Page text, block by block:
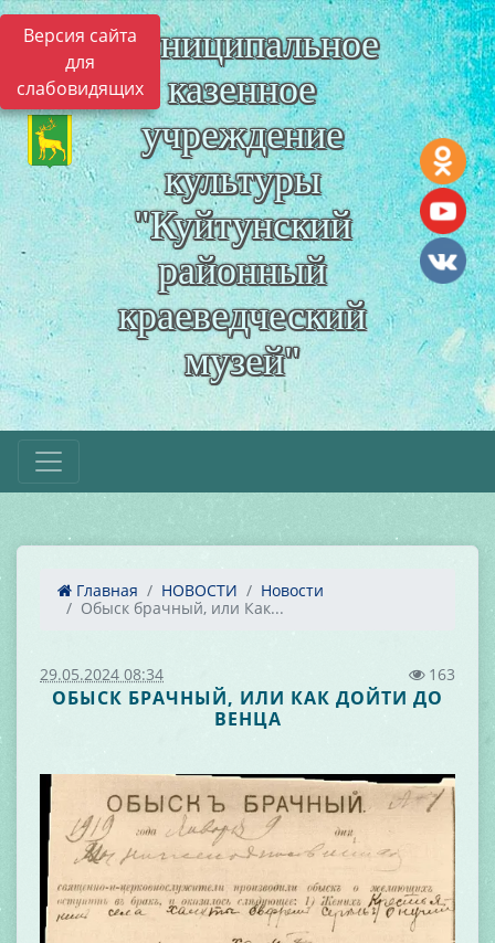
Версия сайта
для
слабовидящих
Муниципальное
казенное
учреждение
культуры
"Куйтунский
районный
краеведческий
музей"
Главная НОВОСТИ
Новости
Обыск брачный, или Как...
29.05.2024 08:34 163
ОБЫСК БРАЧНЫЙ, ИЛИ КАК ДОЙТИ ДО
ВЕНЦА